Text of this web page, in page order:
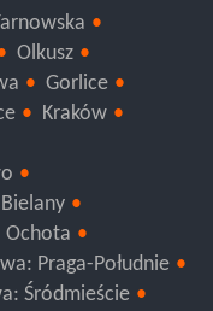
Olkusz
Gorlice
Ochota
Praga-Południe